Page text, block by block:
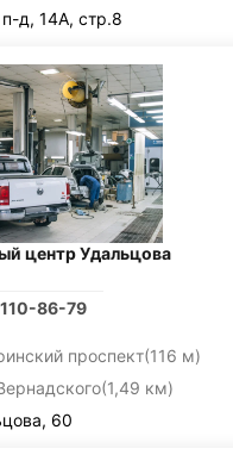
д, 14А, стр.8
центр Удальцова
86-79
проспект(116 м)
(1,49 км)
60